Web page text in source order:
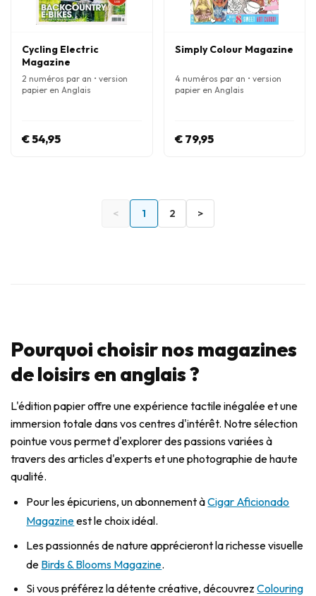
Cycling Electric
Magazine
2 numéros par an • version
papier en Anglais
€ 54,95
Simply Colour Magazine
4 numéros par an • version
papier en Anglais
€ 79,95
< 1 2 >
Pourquoi choisir nos magazines
de loisirs en anglais ?
L'édition papier offre une expérience tactile inégalée et une
immersion totale dans vos centres d'intérêt. Notre sélection
pointue vous permet d'explorer des passions variées à
travers des articles d'experts et une photographie de haute
qualité.
Pour les épicuriens, un abonnement àCigar Aficionado
Magazineest le choix idéal.
Les passionnés de nature apprécieront la richesse visuelle
de Birds & Blooms Magazine.
Si vous préférez la détente créative, découvrezColouring